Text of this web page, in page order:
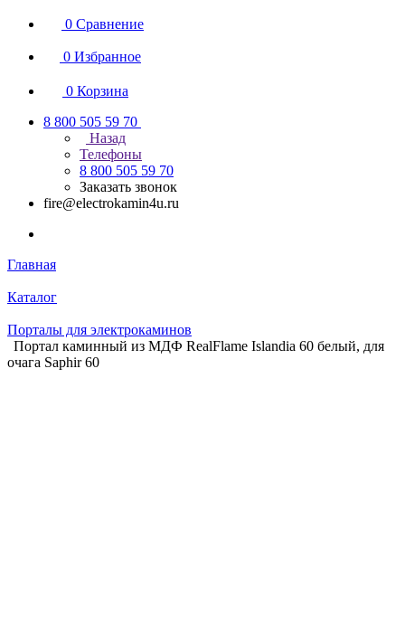
0 Сравнение
0 Избранное
0 Корзина
8 800 505 59 70
Назад
Телефоны
8 800 505 59 70
Заказать звонок
fire@electrokamin4u.ru
Главная
Каталог
Порталы для электрокаминов
Портал каминный из МДФ RealFlame Islandia 60 белый, для
очага Saphir 60